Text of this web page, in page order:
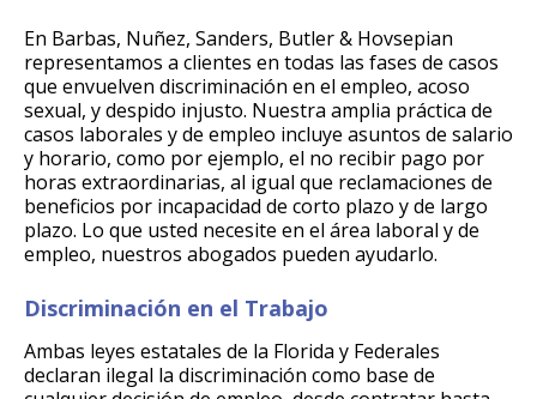
En Barbas, Nuñez, Sanders, Butler & Hovsepian
representamos a clientes en todas las fases de casos
que envuelven discriminación en el empleo, acoso
sexual, y despido injusto. Nuestra amplia práctica de
casos laborales y de empleo incluye asuntos de salario
y horario, como por ejemplo, el no recibir pago por
horas extraordinarias, al igual que reclamaciones de
beneficios por incapacidad de corto plazo y de largo
plazo. Lo que usted necesite en el área laboral y de
empleo, nuestros abogados pueden ayudarlo.
Discriminación en el Trabajo
Ambas leyes estatales de la Florida y Federales
declaran ilegal la discriminación como base de